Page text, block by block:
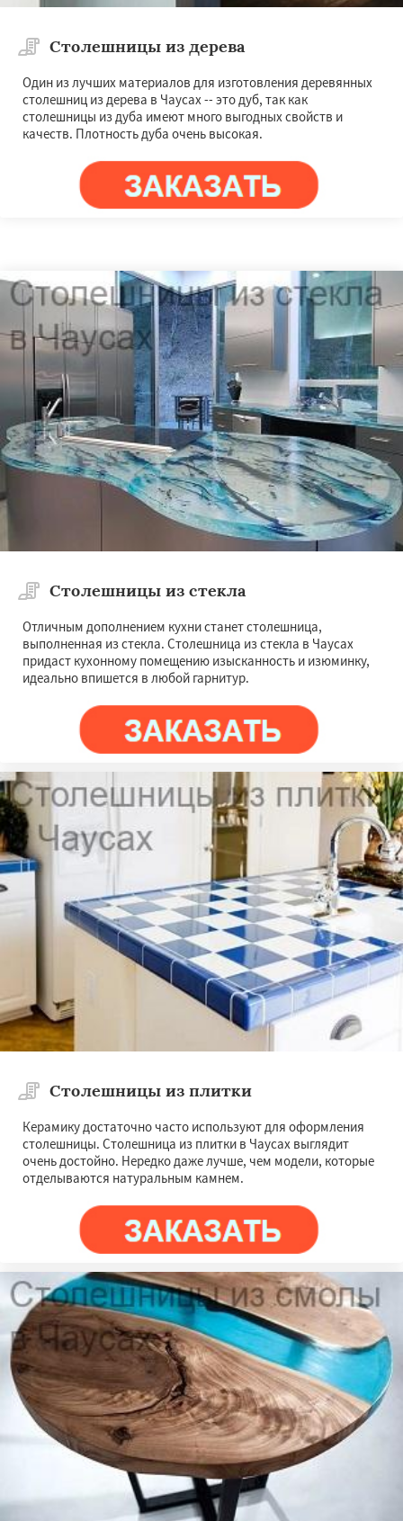
Столешницы из дерева
Один из лучших материалов для изготовления деревянных
столешниц из дерева в Чаусах -- это дуб, так как
столешницы из дуба имеют много выгодных свойств и
качеств. Плотность дуба очень высокая.
Столешницы из стекла
Отличным дополнением кухни станет столешница,
выполненная из стекла. Столешница из стекла в Чаусах
придаст кухонному помещению изысканность и изюминку,
идеально впишется в любой гарнитур.
Столешницы из плитки
Керамику достаточно часто используют для оформления
столешницы. Столешница из плитки в Чаусах выглядит
очень достойно. Нередко даже лучше, чем модели, которые
отделываются натуральным камнем.